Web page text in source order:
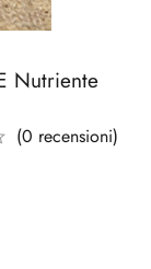
Nutriente
(0 recensioni)